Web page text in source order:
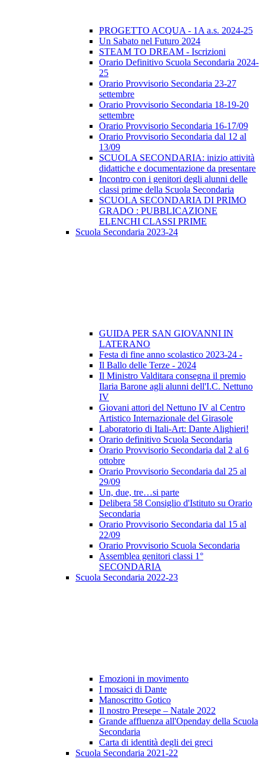
PROGETTO ACQUA - 1A a.s. 2024-25
Un Sabato nel Futuro 2024
STEAM TO DREAM - Iscrizioni
Orario Definitivo Scuola Secondaria 2024-
25
Orario Provvisorio Secondaria 23-27
settembre
Orario Provvisorio Secondaria 18-19-20
settembre
Orario Provvisorio Secondaria 16-17/09
Orario Provvisorio Secondaria dal 12 al
13/09
SCUOLA SECONDARIA: inizio attività
didattiche e documentazione da presentare
Incontro con i genitori degli alunni delle
classi prime della Scuola Secondaria
SCUOLA SECONDARIA DI PRIMO
GRADO : PUBBLICAZIONE
ELENCHI CLASSI PRIME
Scuola Secondaria 2023-24
GUIDA PER SAN GIOVANNI IN
LATERANO
Festa di fine anno scolastico 2023-24 -
Il Ballo delle Terze - 2024
Il Ministro Valditara consegna il premio
Ilaria Barone agli alunni dell'I.C. Nettuno
IV
Giovani attori del Nettuno IV al Centro
Artistico Internazionale del Girasole
Laboratorio di Itali-Art: Dante Alighieri!
Orario definitivo Scuola Secondaria
Orario Provvisorio Secondaria dal 2 al 6
ottobre
Orario Provvisorio Secondaria dal 25 al
29/09
Un, due, tre…si parte
Delibera 58 Consiglio d'Istituto su Orario
Secondaria
Orario Provvisorio Secondaria dal 15 al
22/09
Orario Provvisorio Scuola Secondaria
Assemblea genitori classi 1°
SECONDARIA
Scuola Secondaria 2022-23
Emozioni in movimento
I mosaici di Dante
Manoscritto Gotico
Il nostro Presepe – Natale 2022
Grande affluenza all'Openday della Scuola
Secondaria
Carta di identità degli dei greci
Scuola Secondaria 2021-22